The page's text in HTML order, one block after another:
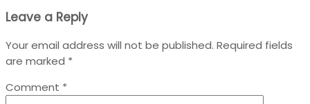
Leave a Reply
Your email address will not be published. Required fields
are marked *
Comment *